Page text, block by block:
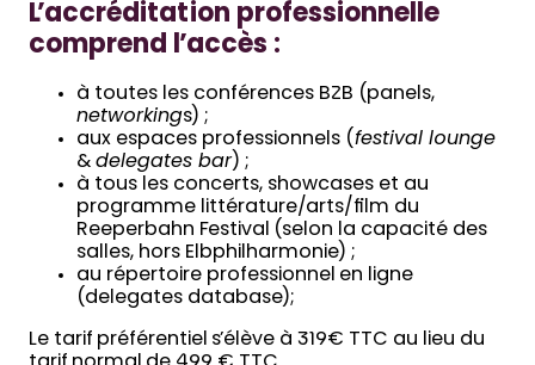
L’accréditation professionnelle
comprend l’accès :
à toutes les conférences B2B (panels,
networkings) ;
aux espaces professionnels (festival lounge
& delegates bar) ;
à tous les concerts, showcases et au
programme littérature/arts/film du
Reeperbahn Festival (selon la capacité des
salles, hors Elbphilharmonie) ;
au répertoire professionnel en ligne
(delegates database);
Le tarif préférentiel s’élève à 319€ TTC au lieu du